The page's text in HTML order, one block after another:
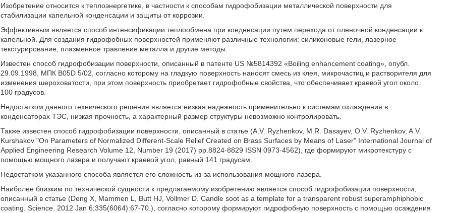
Изобретение относится к теплоэнергетике, в частности к способам гидрофобизации металлической поверхности для
стабилизации капельной конденсации и защиты от коррозии.
Эффективным является способ интенсификации теплообмена при конденсации путем перехода от пленочной конденсации к
капельной. Для создания гидрофобных поверхностей применяют различные технологии: силиконовые гели, лазерное
текстурирование, плазменное травление металла и другие методы.
Известен способ гидрофобизации поверхности, описанный в патенте US №5814392 «Boiling enhancement coating», опубл.
29.09.1998, МПК B05D 5/02, согласно которому на гладкую поверхность наносят смесь из клея, микрочастиц и растворителя для
изменения шероховатости, при этом поверхность приобретает гидрофобные свойства, что обеспечивает краевой угол около
100 градусов.
Недостатком данного технического решения является низкая надежность применительно к системам охлаждения в
конденсаторах ТЭС, низкая прочность, а характерный размер структуры невозможно контролировать.
Также известен способ гидрофобизации поверхности, описанный в статье (A.V. Ryzhenkov, M.R. Dasayev, O.V. Ryzhenkov, A.V.
Kurshakov "On Parameters of Normalized Different-Scale Relief Created on Brass Surfaces by Means of Laser" International Journal of
Applied Engineering Research Volume 12, Number 19 (2017) pp.8824-8829 ISSN 0973-4562), где формируют микротекстуру с
помощью мощного лазера и получают краевой угол, равный 141 градусам.
Недостатком указанного способа является его сложность из-за использования мощного лазера.
Наиболее близким по технической сущности к предлагаемому изобретению является способ гидрофобизации поверхности,
описанный в статье (Deng X, Mammen L, Butt HJ, Vollmer D. Candle soot as a template for a transparent robust superamphiphobic
coating. Science. 2012 Jan 6;335(6064):67-70.), согласно которому формируют гидрофобную поверхность с помощью осаждения